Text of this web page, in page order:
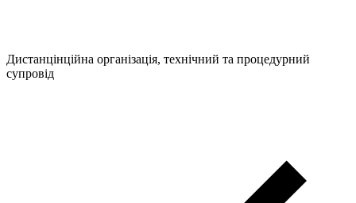
Дистанцінційна організація, технічний та процедурний
супровід